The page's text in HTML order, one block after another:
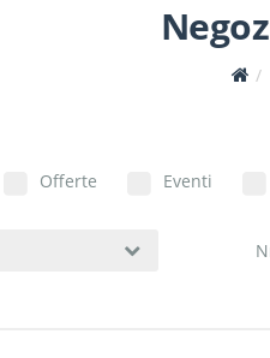
Offerte Eventi